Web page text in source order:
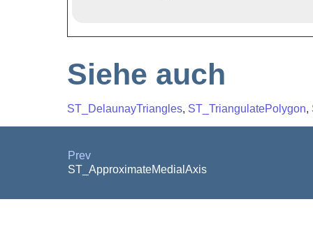
Siehe auch
ST_DelaunayTriangles, ST_TriangulatePolygon,
Prev
ST_ApproximateMedialAxis